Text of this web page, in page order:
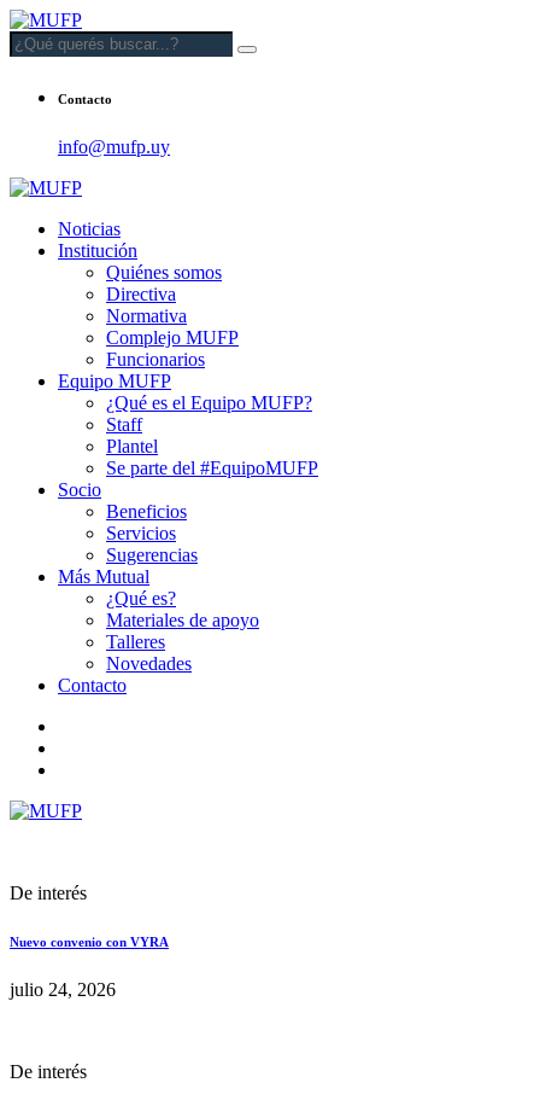
Contacto
info@mufp.uy
Noticias
Institución
Quiénes somos
Directiva
Normativa
Complejo MUFP
Funcionarios
Equipo MUFP
¿Qué es el Equipo MUFP?
Staff
Plantel
Se parte del #EquipoMUFP
Socio
Beneficios
Servicios
Sugerencias
Más Mutual
¿Qué es?
Materiales de apoyo
Talleres
Novedades
Contacto
De interés
Nuevo convenio con VYRA
julio 24, 2026
De interés